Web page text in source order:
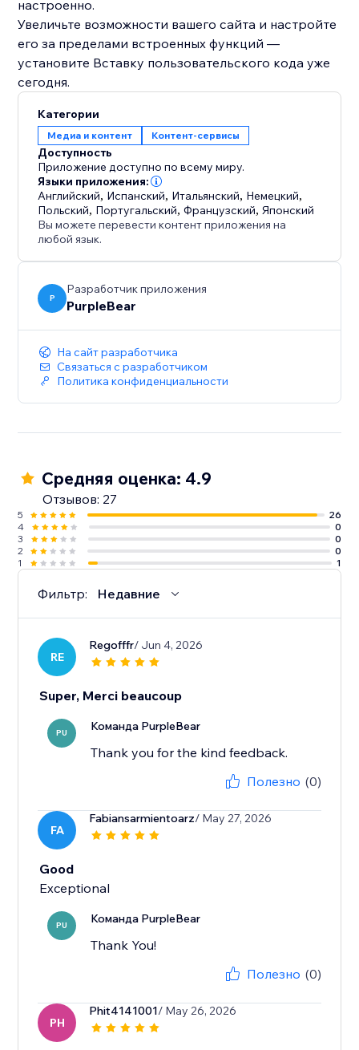
настроенно.
Увеличьте возможности вашего сайта и настройте
его за пределами встроенных функций —
установите Вставку пользовательского кода уже
сегодня.
Категории
Медиа и контент Контент-сервисы
Доступность
Приложение доступно по всему миру.
Языки приложения:
Английский, Испанский, Итальянский, Немецкий,
Польский, Португальский,Французский,Японский
Вы можете перевести контент приложения на
любой язык.
P
Разработчик приложения
PurpleBear
На сайт разработчика
Связаться с разработчиком
Политика конфиденциальности
Средняя оценка: 4.9
Отзывов: 27
5
26
4
0
3
0
2
0
1
1
Фильтр: Недавние
RE
Regofffr/ Jun 4, 2026
Super, Merci beaucoup
PU Команда PurpleBear
Thank you for the kind feedback.
Полезно (0)
FA
Fabiansarmientoarz/ May 27, 2026
Good
Exceptional
PU Команда PurpleBear
Thank You!
Полезно (0)
PH
Phit4141001/ May 26, 2026